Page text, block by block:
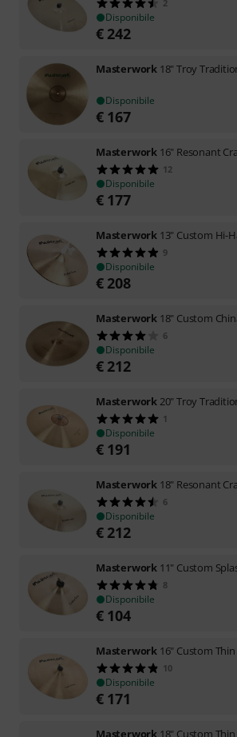
2
Disponibile
€ 242
Masterwork 18" Troy
Disponibile
€ 167
Masterwork 16" Resonant
12
Disponibile
€ 177
Masterwork 13" Custom Hi-
9
Disponibile
€ 208
Masterwork 18" Custom
6
Disponibile
€ 212
Masterwork 20" Troy
1
Disponibile
€ 191
Masterwork 18" Resonant
6
Disponibile
€ 212
Masterwork 11" Custom
8
Disponibile
€ 104
Masterwork 16" Custom Thin
10
Disponibile
€ 171
Masterwork 18" Custom Thin